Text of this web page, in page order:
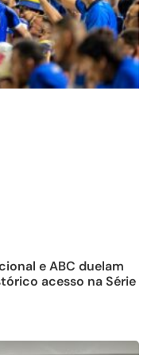
e ABC duelam
acesso na Série